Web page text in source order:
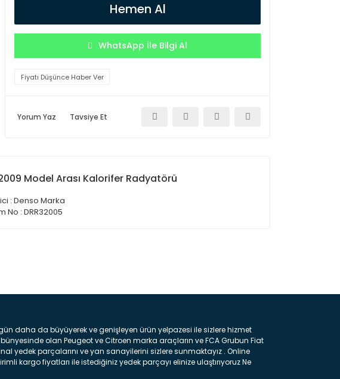
Hemen Al
WhatsApp İle Bilgi Al
Fiyatı Düşünce Haber Ver
Yorum Yaz Tavsiye Et
Model Arası Kalorifer Radyatörü
: Denso Marka
No : DRR32005
daha da büyüyerek ve genişleyen ürün yelpazesi ile sizlere hizmet
olan Peugeot ve Citroen marka araçların ve FCA Grubun Fiat
yedek parçalarını ve yan sanayilerini sizlere sunmaktayız . Online
kargo fiyatları ile istediğiniz yedek parçayı elinize ulaştırıyoruz Ne